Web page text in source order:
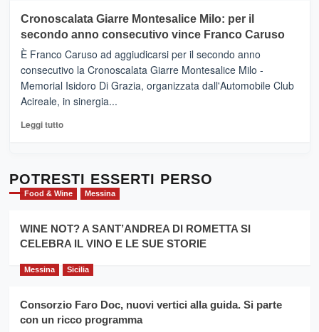
tra
sapori
vicoli
medievali
Mondello
(Palermo)
–
“E
adesso
Pasta
–
Sicilia
l’
evento
per
la
filiera
grano
Cronoscalata Giarre Montesalice Milo: per il
secondo anno consecutivo vince Franco Caruso
È Franco Caruso ad aggiudicarsi per il secondo anno
consecutivo la Cronoscalata Giarre Montesalice Milo -
Memorial Isidoro Di Grazia, organizzata dall'Automobile Club
Acireale, in sinergia...
Leggi tuttoLeggi
Cronoscalata
Giarre
Montesalice
per
il
anno
Franco
Caruso
POTRESTI ESSERTI PERSO
Food & Wine Messina
WINE NOT? A SANT’ANDREA DI ROMETTA SI
CELEBRA IL VINO E LE SUE STORIE
Messina Sicilia
Consorzio Faro Doc, nuovi vertici alla guida. Si parte
con un ricco programma